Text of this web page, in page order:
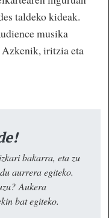
taldeko kideak.
musika
Azkenik, iritzia eta
bakarra, eta zu
aurrera egiteko.
Aukera
bat egiteko.